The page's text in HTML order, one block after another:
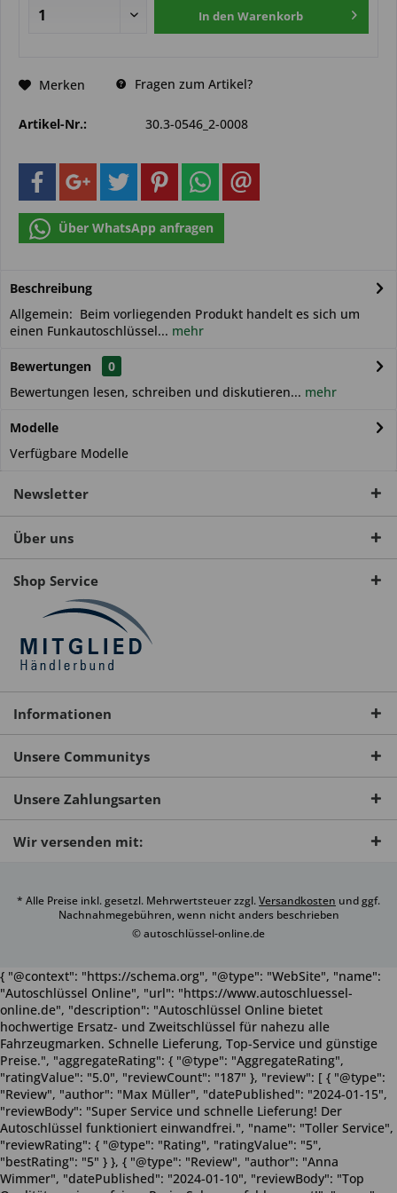
In den Warenkorb
Merken Fragen zum Artikel?
Artikel-Nr.: 30.3-0546_2-0008
Über WhatsApp anfragen
Beschreibung
Allgemein: Beim vorliegenden Produkt handelt es sich um
einen Funkautoschlüssel... mehr
Bewertungen
0
Bewertungen lesen, schreiben und diskutieren... mehr
Modelle
Verfügbare Modelle
Newsletter
Über uns
Shop Service
Informationen
Unsere Communitys
Unsere Zahlungsarten
Wir versenden mit:
* Alle Preise inkl. gesetzl. Mehrwertsteuer zzgl.Versandkosten und ggf.
Nachnahmegebühren, wenn nicht anders beschrieben
© autoschlüssel-online.de
{ "@context": "https://schema.org", "@type": "WebSite", "name":
"Autoschlüssel Online", "url": "https://www.autoschluessel-
online.de", "description": "Autoschlüssel Online bietet
hochwertige Ersatz- und Zweitschlüssel für nahezu alle
Fahrzeugmarken. Schnelle Lieferung, Top-Service und günstige
Preise.", "aggregateRating": { "@type": "AggregateRating",
"ratingValue": "5.0", "reviewCount": "187" }, "review": [ { "@type":
"Review", "author": "Max Müller", "datePublished": "2024-01-15",
"reviewBody": "Super Service und schnelle Lieferung! Der
Autoschlüssel funktioniert einwandfrei.", "name": "Toller Service",
"reviewRating": { "@type": "Rating", "ratingValue": "5",
"bestRating": "5" } }, { "@type": "Review", "author": "Anna
Wimmer", "datePublished": "2024-01-10", "reviewBody": "Top